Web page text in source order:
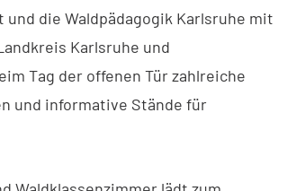
die Waldpädagogik Karlsruhe mit
Karlsruhe und
Tag der offenen Tür zahlreiche
und informative Stände für